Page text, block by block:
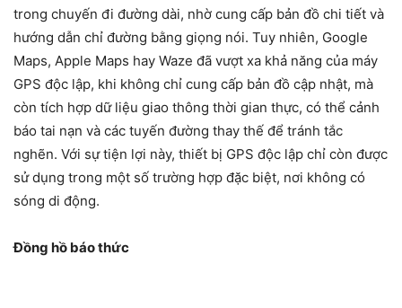
trong chuyến đi đường dài, nhờ cung cấp bản đồ chi tiết và
hướng dẫn chỉ đường bằng giọng nói. Tuy nhiên, Google
Maps, Apple Maps hay Waze đã vượt xa khả năng của máy
GPS độc lập, khi không chỉ cung cấp bản đồ cập nhật, mà
còn tích hợp dữ liệu giao thông thời gian thực, có thể cảnh
báo tai nạn và các tuyến đường thay thế để tránh tắc
nghẽn. Với sự tiện lợi này, thiết bị GPS độc lập chỉ còn được
sử dụng trong một số trường hợp đặc biệt, nơi không có
sóng di động.
Đồng hồ báo thức